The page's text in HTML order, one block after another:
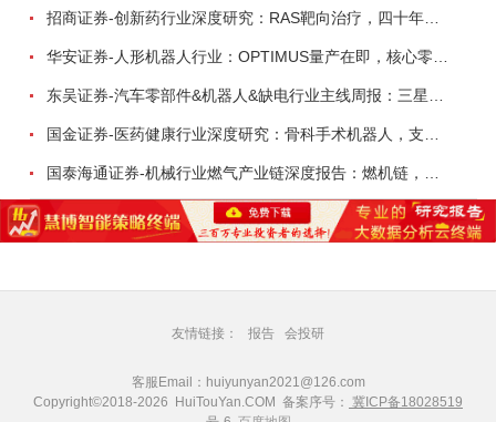
招商证券-创新药行业深度研究：RAS靶向治疗，四十年不可成药的终结，与终结之后的治疗格局演化-260805
友情链接： 报告 会投研
客服Email：huiyunyan2021@126.com
Copyright©2018-2026 HuiTouYan.COM 备案序号： 冀ICP备18028519